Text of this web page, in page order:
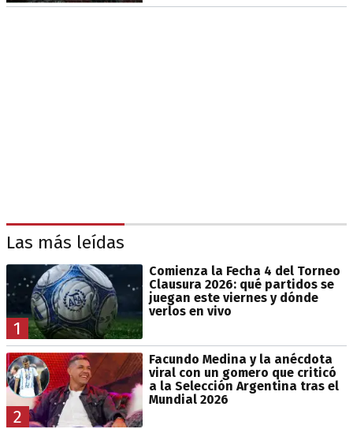
Las más leídas
1
Comienza la Fecha 4 del Torneo
Clausura 2026: qué partidos se
juegan este viernes y dónde
verlos en vivo
2
Facundo Medina y la anécdota
viral con un gomero que criticó
a la Selección Argentina tras el
Mundial 2026